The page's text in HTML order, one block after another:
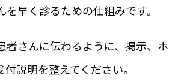
早く診るための仕組みです。
者さんに伝わるように、掲示、ホ
説明を整えてください。